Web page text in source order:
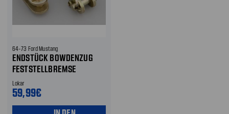
64-73 Ford Mustang
ENDSTÜCK BOWDENZUG
FESTSTELLBREMSE
Lokar
59,99€